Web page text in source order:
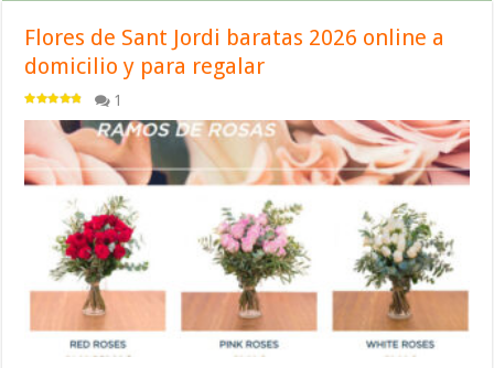
Flores de Sant Jordi baratas 2026 online a
domicilio y para regalar
1